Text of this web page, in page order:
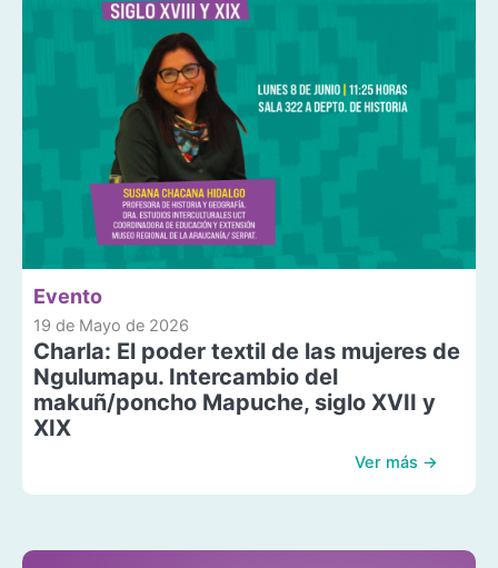
Evento
19 de Mayo de 2026
Charla: El poder textil de las mujeres de
Ngulumapu. Intercambio del
makuñ/poncho Mapuche, siglo XVII y
XIX
Ver más →